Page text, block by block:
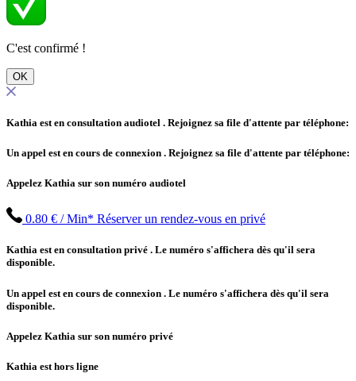
C'est confirmé !
OK
Kathia est en consultation audiotel . Rejoignez sa file d'attente par téléphone:
Un appel est en cours de connexion . Rejoignez sa file d'attente par téléphone:
Appelez Kathia sur son numéro audiotel
0.80 € / Min* Réserver un rendez-vous en privé
Kathia est en consultation privé . Le numéro s'affichera dès qu'il sera
disponible.
Un appel est en cours de connexion . Le numéro s'affichera dès qu'il sera
disponible.
Appelez Kathia sur son numéro privé
Kathia est hors ligne